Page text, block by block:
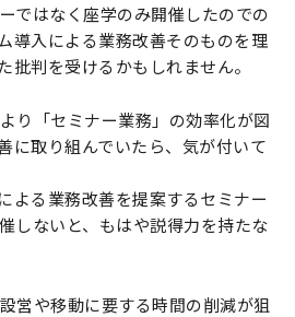
ではなく座学のみ開催したのでの
導入による業務改善そのものを理
批判を受けるかもしれません。
り「セミナー業務」の効率化が図
に取り組んでいたら、気が付いて
よる業務改善を提案するセミナー
しないと、もはや説得力を持たな
営や移動に要する時間の削減が狙